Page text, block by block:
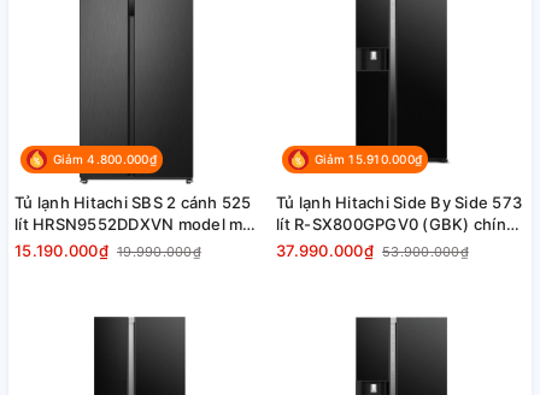
Giảm 4.800.000₫
Tủ lạnh Hitachi SBS 2 cánh 525
lít HRSN9552DDXVN model mới,
giá tốt
15.190.000₫ 19.990.000₫
Giảm 15.910.000₫
Tủ lạnh Hitachi Side By Side 573
lít R-SX800GPGV0 (GBK) chính
hãng
37.990.000₫ 53.900.000₫